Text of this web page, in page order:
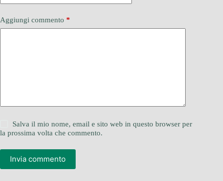
Aggiungi commento *
Salva il mio nome, email e sito web in questo browser per
la prossima volta che commento.
Invia commento